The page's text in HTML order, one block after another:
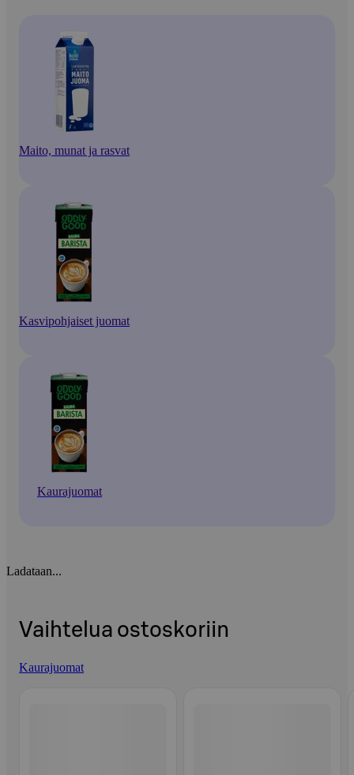
Maito, munat ja rasvat
Kasvipohjaiset juomat
Kaurajuomat
Ladataan...
Vaihtelua ostoskoriin
Kaurajuomat